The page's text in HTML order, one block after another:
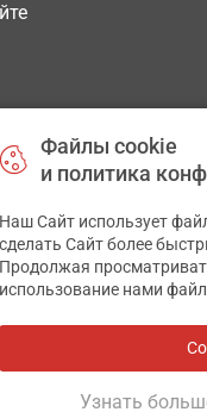
Файлы cookie
и политика
Наш Сайт использует
сделать Сайт более
Продолжая
использование нами
Узнать